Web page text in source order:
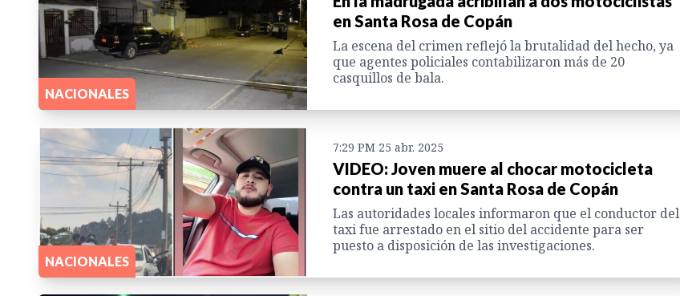
NACIONALES
en Santa Rosa de Copán
La escena del crimen reflejó la brutalidad del hecho, ya
que agentes policiales contabilizaron más de 20
casquillos de bala.
NACIONALES
7:29 PM 25 abr. 2025
VIDEO: Joven muere al chocar motocicleta
contra un taxi en Santa Rosa de Copán
Las autoridades locales informaron que el conductor del
taxi fue arrestado en el sitio del accidente para ser
puesto a disposición de las investigaciones.